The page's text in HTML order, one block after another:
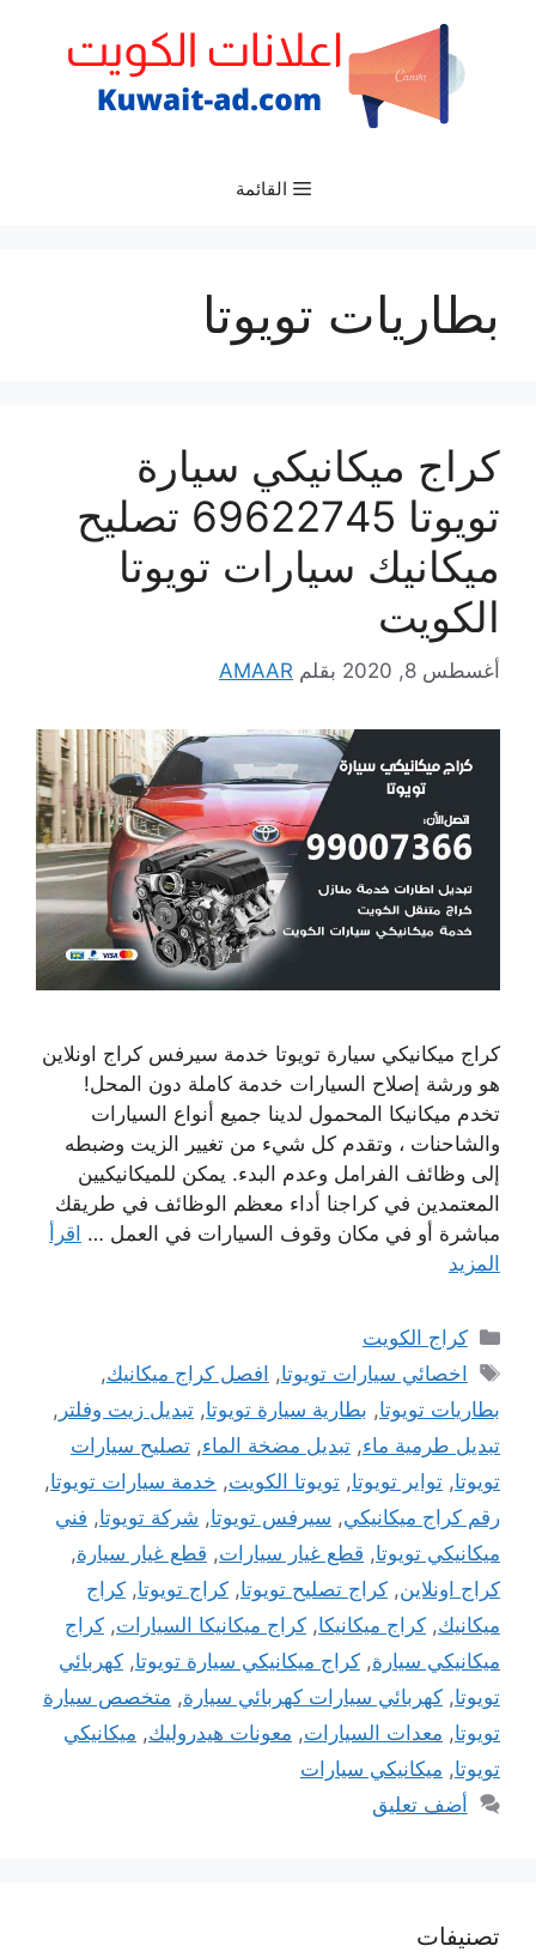
القائمة
بطاريات تويوتا
كراج ميكانيكي سيارة
تويوتا 69622745 تصليح
ميكانيك سيارات تويوتا
الكويت
أغسطس 8, 2020 بقلم AMAAR
كراج ميكانيكي سيارة تويوتا خدمة سيرفس كراج اونلاين
هو ورشة إصلاح السيارات خدمة كاملة دون المحل!
تخدم ميكانيكا المحمول لدينا جميع أنواع السيارات
والشاحنات ، وتقدم كل شيء من تغيير الزيت وضبطه
إلى وظائف الفرامل وعدم البدء. يمكن للميكانيكيين
المعتمدين في كراجنا أداء معظم الوظائف في طريقك
مباشرة أو في مكان وقوف السيارات في العمل … اقرأ
المزيد
التصنيفات
كراج الكويت
الوسوم
اخصائي سيارات تويوتا, افصل كراج ميكانيك,
بطاريات تويوتا, بطارية سيارة تويوتا, تبديل زيت وفلتر ,
تبديل طرمية ماء, تبديل مضخة الماء, تصليح سيارات
تويوتا, تواير تويوتا, تويوتا الكويت, خدمة سيارات تويوتا,
رقم كراج ميكانيكي, سيرفس تويوتا, شركة تويوتا, فني
ميكانيكي تويوتا, قطع غيار سيارات, قطع غيار سيارة,
كراج اونلاين, كراج تصليح تويوتا, كراج تويوتا, كراج
ميكانيك, كراج ميكانيكا, كراج ميكانيكا السيارات, كراج
ميكانيكي سيارة, كراج ميكانيكي سيارة تويوتا, كهربائي
تويوتا, كهربائي سيارات كهربائي سيارة, متخصص سيارة
تويوتا, معدات السيارات, معونات هيدروليك, ميكانيكي
تويوتا, ميكانيكي سيارات
أضف تعليق
تصنيفات